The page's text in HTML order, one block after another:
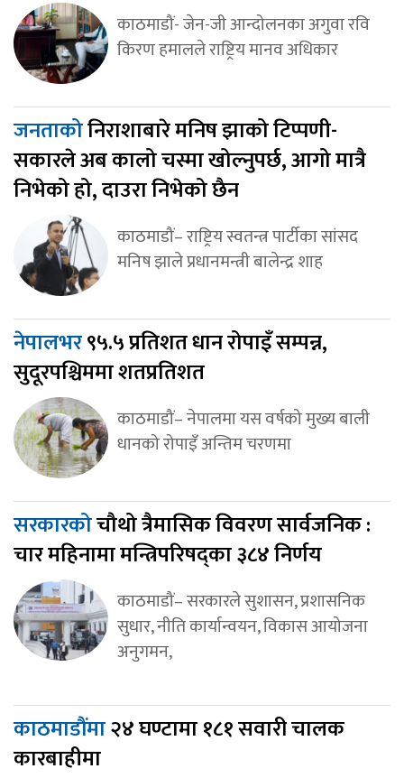
काठमाडौं- जेन-जी आन्दोलनका अगुवा रवि
किरण हमालले राष्ट्रिय मानव अधिकार
जनताकोनिराशाबारे मनिष झाको टिप्पणी-
सकारले अब कालो चस्मा खोल्नुपर्छ, आगो मात्रै
निभेको हो, दाउरा निभेको छैन
काठमाडौं– राष्ट्रिय स्वतन्त्र पार्टीका सांसद
मनिष झाले प्रधानमन्त्री बालेन्द्र शाह
नेपालभर९५.५ प्रतिशत धान रोपाइँ सम्पन्न,
सुदूरपश्चिममा शतप्रतिशत
काठमाडौं– नेपालमा यस वर्षको मुख्य बाली
धानको रोपाइँ अन्तिम चरणमा
सरकारकोचौथो त्रैमासिक विवरण सार्वजनिक :
चार महिनामा मन्त्रिपरिषद्का ३८४ निर्णय
काठमाडौं– सरकारले सुशासन, प्रशासनिक
सुधार, नीति कार्यान्वयन, विकास आयोजना
अनुगमन,
काठमाडौंमा२४ घण्टामा १८१ सवारी चालक
कारबाहीमा